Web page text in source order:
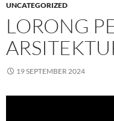
UNCATEGORIZED
LORONG
19 SEPTEMBER 2024